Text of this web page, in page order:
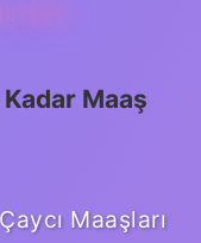
Kadar Maaş
Maaşları